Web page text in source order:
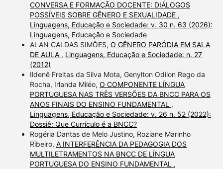
CONVERSA E FORMAÇÃO DOCENTE: DIÁLOGOS
POSSÍVEIS SOBRE GÊNERO E SEXUALIDADE ,
Linguagens, Educação e Sociedade: v. 30 n. 63 (2026):
Linguagens, Educação e Sociedade
ALAN CALDAS SIMÕES, O GÊNERO PARÓDIA EM SALA
DE AULA , Linguagens, Educação e Sociedade: n. 27
(2012)
Ildenê Freitas da Silva Mota, Genylton Odilon Rego da
Rocha, Irlanda Miléo, O COMPONENTE LÍNGUA
PORTUGUESA NAS TRÊS VERSÕES DA BNCC PARA OS
ANOS FINAIS DO ENSINO FUNDAMENTAL ,
Linguagens, Educação e Sociedade: v. 26 n. 52 (2022):
Dossiê: Que Currículo é a BNCC?
Rogéria Dantas de Melo Justino, Roziane Marinho
Ribeiro, A INTERFERÊNCIA DA PEDAGOGIA DOS
MULTILETRAMENTOS NA BNCC DE LÍNGUA
PORTUGUESA DO ENSINO FUNDAMENTAL ,